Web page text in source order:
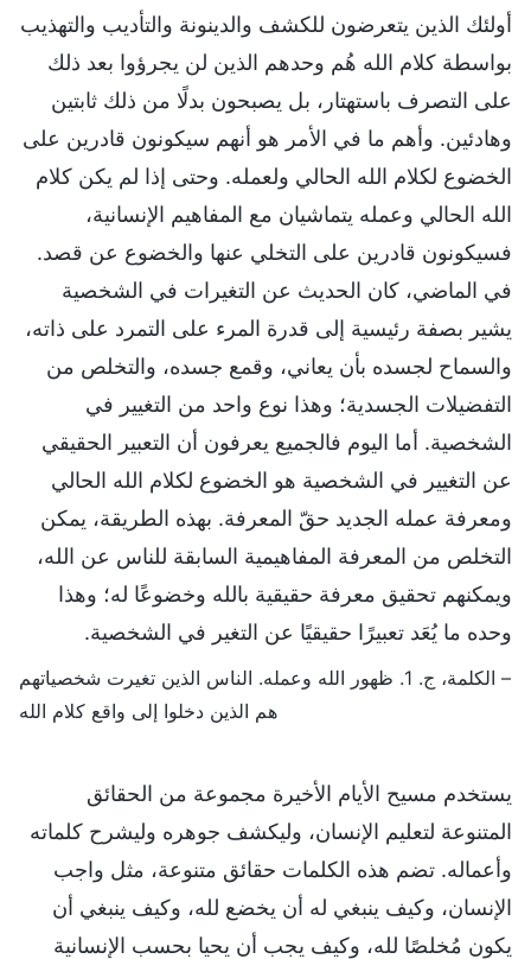
أولئك الذين يتعرضون للكشف والدينونة والتأديب والتهذيب
بواسطة كلام الله هُم وحدهم الذين لن يجرؤوا بعد ذلك
على التصرف باستهتار، بل يصبحون بدلًا من ذلك ثابتين
وهادئين. وأهم ما في الأمر هو أنهم سيكونون قادرين على
الخضوع لكلام الله الحالي ولعمله. وحتى إذا لم يكن كلام
الله الحالي وعمله يتماشيان مع المفاهيم الإنسانية،
فسيكونون قادرين على التخلي عنها والخضوع عن قصد.
في الماضي، كان الحديث عن التغيرات في الشخصية
يشير بصفة رئيسية إلى قدرة المرء على التمرد على ذاته،
والسماح لجسده بأن يعاني، وقمع جسده، والتخلص من
التفضيلات الجسدية؛ وهذا نوع واحد من التغيير في
الشخصية. أما اليوم فالجميع يعرفون أن التعبير الحقيقي
عن التغيير في الشخصية هو الخضوع لكلام الله الحالي
ومعرفة عمله الجديد حقّ المعرفة. بهذه الطريقة، يمكن
التخلص من المعرفة المفاهيمية السابقة للناس عن الله،
ويمكنهم تحقيق معرفة حقيقية بالله وخضوعًا له؛ وهذا
وحده ما يُعَد تعبيرًا حقيقيًا عن التغير في الشخصية.
– الكلمة، ج. 1. ظهور الله وعمله. الناس الذين تغيرت شخصياتهم
هم الذين دخلوا إلى واقع كلام الله
يستخدم مسيح الأيام الأخيرة مجموعة من الحقائق
المتنوعة لتعليم الإنسان، وليكشف جوهره وليشرح كلماته
وأعماله. تضم هذه الكلمات حقائق متنوعة، مثل واجب
الإنسان، وكيف ينبغي له أن يخضع لله، وكيف ينبغي أن
يكون مُخلصًا لله، وكيف يجب أن يحيا بحسب الإنسانية